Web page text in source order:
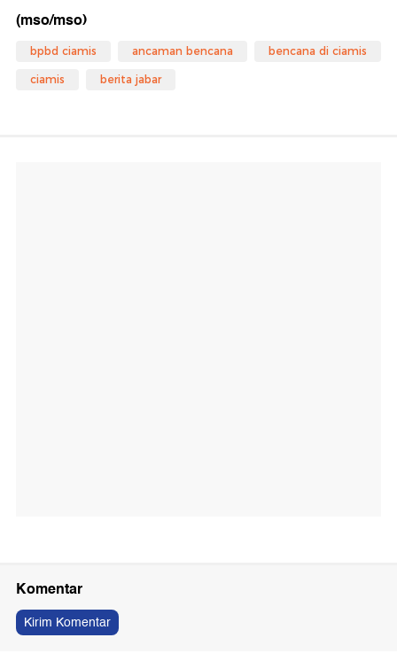
(mso/mso)
bpbd ciamis ancaman bencana bencana di ciamis
ciamis berita jabar
Komentar
Kirim Komentar